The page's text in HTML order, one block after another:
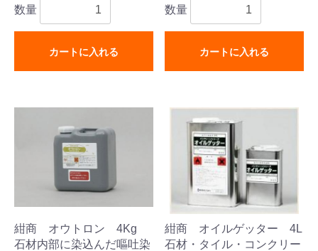
数量
カートに入れる
数量
カートに入れる
紺商 オウトロン 4Kg
石材内部に染込んだ嘔吐染
紺商 オイルゲッター 4L
石材・タイル・コンクリー